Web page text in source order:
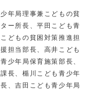
年局理事兼こどもの貧
ー所長、平田こども青
どもの貧困対策推進担
担当部長、高井こども
少年局保育施策部長、
長、楯川こども青少年
、吉田こども青少年局